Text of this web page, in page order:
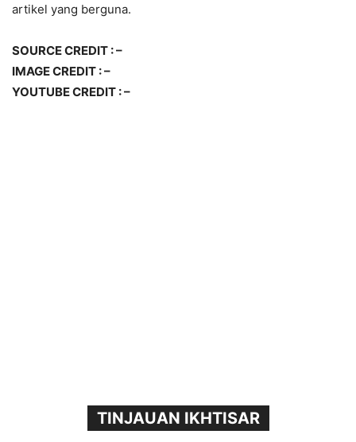
artikel yang berguna.
SOURCE CREDIT : –
IMAGE CREDIT : –
YOUTUBE CREDIT : –
TINJAUAN IKHTISAR